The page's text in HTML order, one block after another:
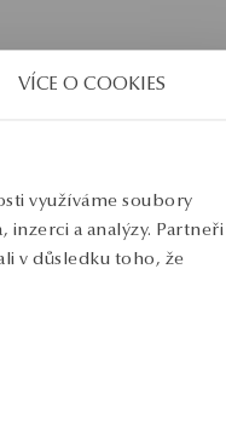
VÍCE O COOKIES
využíváme soubory
a analýzy. Partneři
v důsledku toho, že